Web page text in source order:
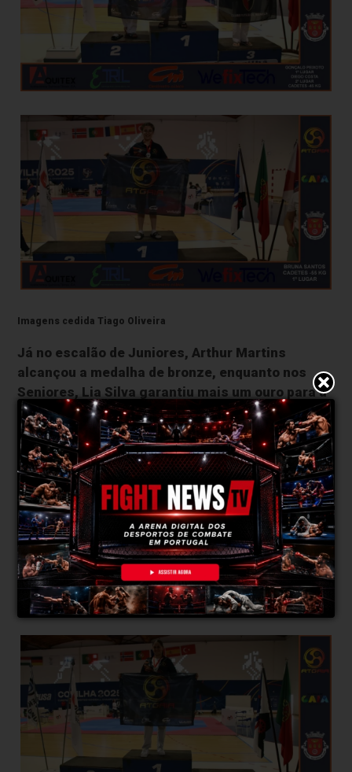
Imagens cedida Tiago Oliveira
Já no escalão de Juniores, Arthur Martins
alcançou a medalha de bronze, enquanto nos
Seniores, Lia Silva garantiu mais um ouro para a
equipa.